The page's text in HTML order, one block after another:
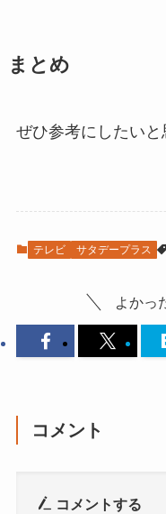
まとめ
ぜひ参考にしたいと
テレビ サタデープラス
よかっ
コメント
コメントする